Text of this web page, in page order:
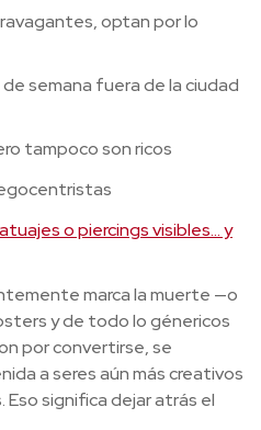
optan por lo
semana fuera de la ciudad
tampoco son ricos
o piercings visibles… y
marca la muerte —o
y de todo lo génericos
por convertirse, se
a seres aún más creativos
significa dejar atrás el